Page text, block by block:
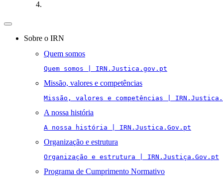
Toggle
navigationSobre o IRN
Quem somos
Quem somos | IRN.Justica.gov.pt
Missão, valores e competências
Missão, valores e competências |
A nossa história
A nossa história | IRN.Justica.Gov.pt
Organização e estrutura
Organização e estrutura | IRN.Justiça.Gov.pt
Programa de Cumprimento Normativo